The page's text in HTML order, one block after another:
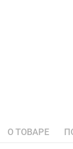
О ТОВАРЕ